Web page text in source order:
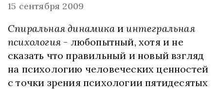
15 сентября 2009
Спиральная динамикаиинтегральная
психология - любопытный, хотя и не
сказать что правильный и новый взгляд
на психологию человеческих ценностей
с точки зрения психологии пятидесятых